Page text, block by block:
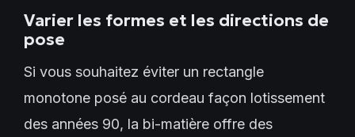
external)
Varier les formes et les directions de
pose
Si vous souhaitez éviter un rectangle
monotone posé au cordeau façon lotissement
des années 90, la bi-matière offre des